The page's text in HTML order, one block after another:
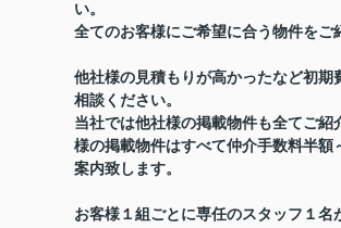
い。
全てのお客様にご希望に合う物件をご
他社様の見積もりが高かったなど初期
相談ください。
当社では他社様の掲載物件も全てご紹
様の掲載物件はすべて仲介手数料半額
案内致します。
お客様１組ごとに専任のスタッフ１名